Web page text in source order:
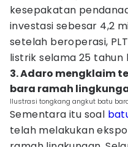
kesepakatan
investasi sebesar 4,2
setelah beroperasi,
listrik selama 25 tahun
3. Adaro mengklaim
bara ramah
Ilustrasi tongkang angkut batu
Sementara itu soal
telah melakukan